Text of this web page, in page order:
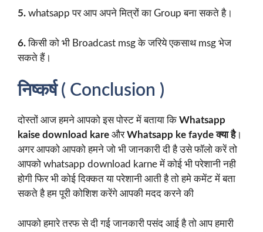
5. whatsapp पर आप अपने मित्रों का Group बना सकते है।
6.किसी को भी Broadcast msg के जरिये एकसाथ msg भेज
सकते हैं।
निष्कर्ष ( Conclusion )
दोस्तों आज हमने आपको इस पोस्ट में बताया कि Whatsapp
kaise download kare औरWhatsapp ke fayde क्या है।
अगर आपको आपको हमने जो भी जानकारी दी है उसे फॉलो करें तो
आपको whatsapp download karne में कोई भी परेशानी नही
होगी फिर भी कोई दिक्कत या परेशानी आती है तो हमे कमेंट में बता
सकते है हम पूरी कोशिश करेंगे आपकी मदद करने की
आपको हमारे तरफ से दी गई जानकारी पसंद आई है तो आप हमारी